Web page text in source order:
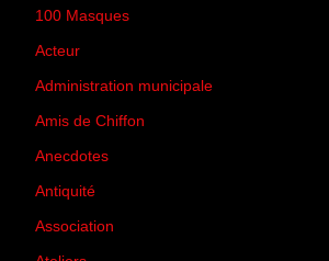
100 Masques
Acteur
Administration municipale
Amis de Chiffon
Anecdotes
Antiquité
Association